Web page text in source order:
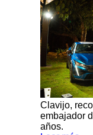
Clavijo,
embajador
años.